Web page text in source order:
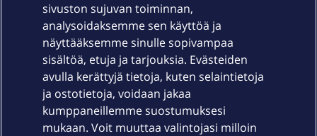
Laitteet & liittymät
Palvelut
sivuston sujuvan toiminnan,
analysoidaksemme sen käyttöä ja
näyttääksemme sinulle sopivampaa
sisältöä, etuja ja tarjouksia. Evästeiden
avulla kerättyjä tietoja, kuten selaintietoja
ja ostotietoja, voidaan jakaa
kumppaneillemme suostumuksesi
mukaan. Voit muuttaa valintojasi milloin